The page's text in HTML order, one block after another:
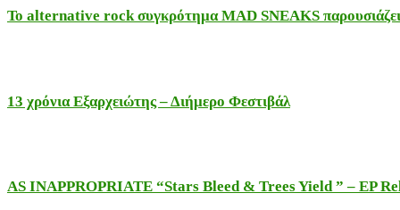
Το alternative rock συγκρότημα MAD SNEAKS
13 χρόνια Εξαρχειώτης – Διήμερο Φεστιβάλ
AS INAPPROPRIATE “Stars Bleed & Trees Yield ” – EP